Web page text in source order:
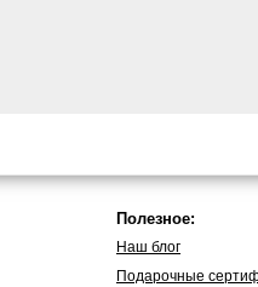
Полезное:
Наш блог
Подарочные